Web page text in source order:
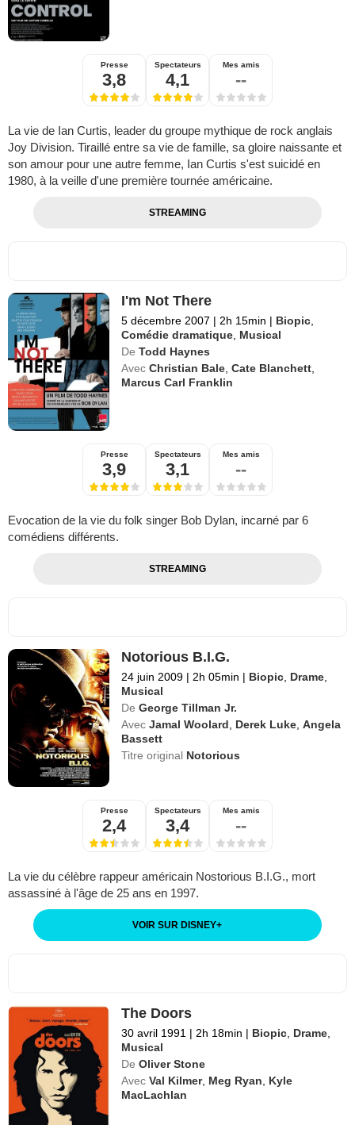
Presse
3,8
Spectateurs
4,1
Mes amis
--
La vie de Ian Curtis, leader du groupe mythique de rock anglais
Joy Division. Tiraillé entre sa vie de famille, sa gloire naissante et
son amour pour une autre femme, Ian Curtis s'est suicidé en
1980, à la veille d'une première tournée américaine.
STREAMING
I'm Not There
5 décembre 2007 | 2h 15min | Biopic
Comédie dramatique Musical
De Todd Haynes
Avec Christian Bale ,Cate Blanchett
Marcus Carl Franklin
Presse
3,9
Spectateurs
3,1
Mes amis
--
Evocation de la vie du folk singer Bob Dylan, incarné par 6
comédiens différents.
STREAMING
Notorious B.I.G.
24 juin 2009 | 2h 05min | Biopic Drame
Musical
De George Tillman Jr.
Avec Jamal Woolard Derek Luke ,Angela
Bassett
Titre original Notorious
Presse
2,4
Spectateurs
3,4
Mes amis
--
La vie du célèbre rappeur américain Nostorious B.I.G., mort
assassiné à l'âge de 25 ans en 1997.
VOIR SUR DISNEY+
The Doors
30 avril 1991 | 2h 18min | Biopic Drame
Musical
De Oliver Stone
Avec Val Kilmer, Meg Ryan
Kyle
MacLachlan